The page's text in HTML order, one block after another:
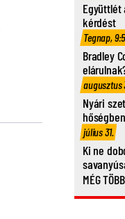
kérdést
Tegnap,
Bradley
augusztus
Nyári
hőségben
július 31.
Ki ne
MÉG